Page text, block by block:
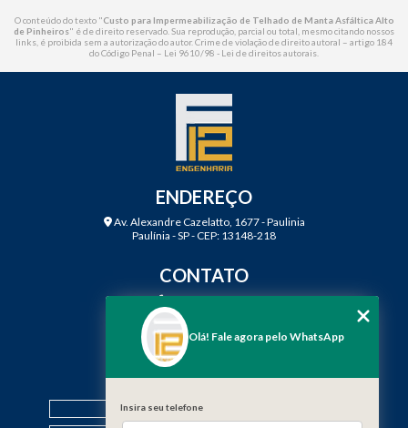
O conteúdo do texto "Custo para Impermeabilização de Telhado de Manta Asfáltica Alto
de Pinheiros" é de direito reservado. Sua reprodução, parcial ou total, mesmo citando nossos
links, é proibida sem a autorização do autor. Crime de violação de direito autoral – artigo 184
do Código Penal – Lei 9610/98 - Lei de direitos autorais
ENDEREÇO
Av. Alexandre Cazelatto, 1677 - Paulinia
Paulínia - SP - CEP: 13148-218
CONTATO
(19) 3888-2923
(19) 99968-7979
contato@f12engenharia.com.br
MENU
HOME
Olá! Fale agora pelo WhatsApp
Insira seu telefone